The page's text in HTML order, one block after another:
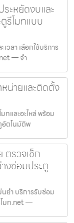
ะหยัดงบและ
รีโมทแบบ
วลา เลือกใช้บริการ
— จำ
น่ายและติดตั้ง
ทและอะไหล่ พร้อม
อัตโนมัติพ
ตรวจเช็ก
งซ่อมประตู
ยำ บริการรับซ่อม
โมท.net —